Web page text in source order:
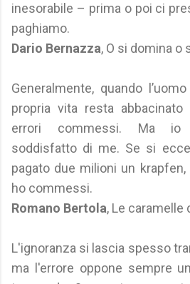
inesorabile – prima o poi ci
paghiamo.
Dario Bernazza, O si domina o
Generalmente, quando
propria vita resta
errori commessi. Ma io
soddisfatto di me. Se si
pagato due milioni un
ho commessi.
Romano Bertola, Le caramelle
L'ignoranza si lascia spesso
ma l'errore oppone sempre